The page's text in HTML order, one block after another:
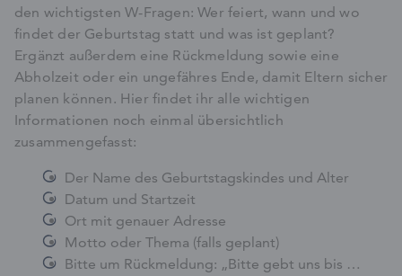
den wichtigsten W-Fragen: Wer feiert, wann und wo
findet der Geburtstag statt und was ist geplant?
Ergänzt außerdem eine Rückmeldung sowie eine
Abholzeit oder ein ungefähres Ende, damit Eltern sicher
planen können. Hier findet ihr alle wichtigen
Informationen noch einmal übersichtlich
zusammengefasst:
Der Name des Geburtstagskindes und Alter
Datum und Startzeit
Ort mit genauer Adresse
Motto oder Thema (falls geplant)
Bitte um Rückmeldung: „Bitte gebt uns bis …